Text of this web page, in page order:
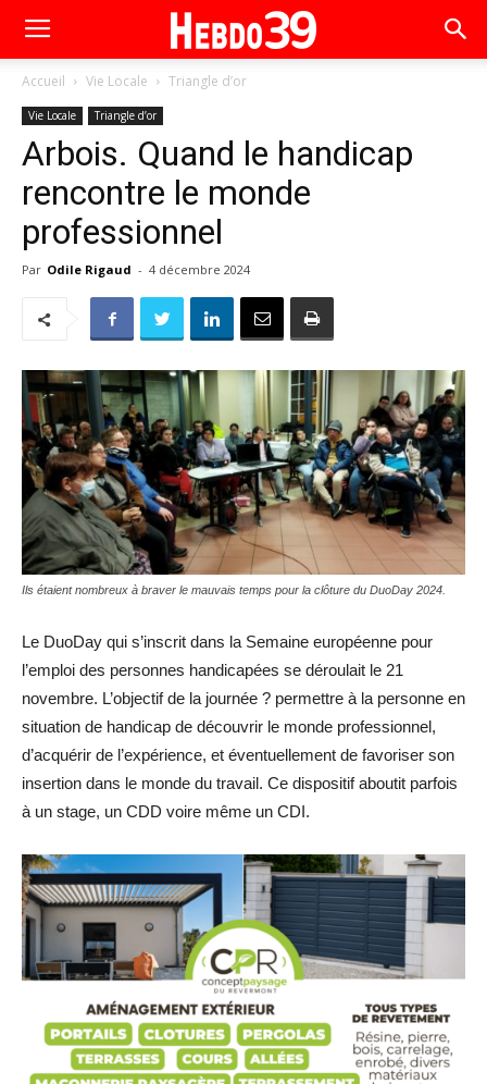
Accueil Vie Locale Triangle d’or
Vie Locale Triangle d’or
Arbois. Quand le handicap
rencontre le monde
professionnel
Par Odile Rigaud - 4 décembre 2024
Ils étaient nombreux à braver le mauvais temps pour la clôture du DuoDay 2024.
Le DuoDay qui s’inscrit dans la Semaine européenne pour
l’emploi des personnes handicapées se déroulait le 21
novembre. L’objectif de la journée ? permettre à la personne en
situation de handicap de découvrir le monde professionnel,
d’acquérir de l’expérience, et éventuellement de favoriser son
insertion dans le monde du travail. Ce dispositif aboutit parfois
à un stage, un CDD voire même un CDI.